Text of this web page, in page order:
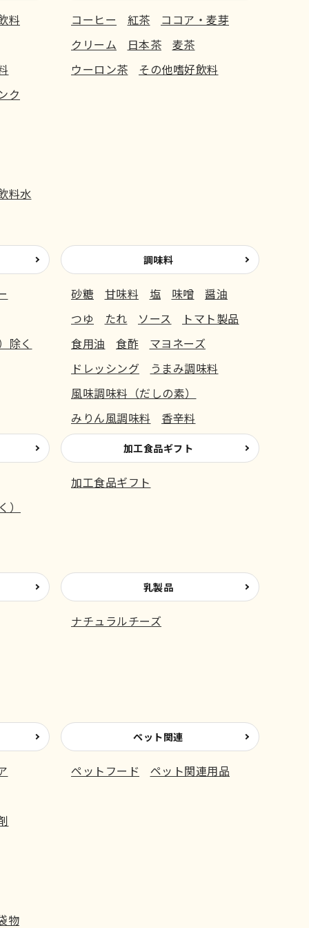
料
ク
料水
コーヒー 紅茶
ココア・麦芽
クリーム
日本茶
麦茶
ウーロン茶
その他嗜好飲料
除く
調味料
砂糖 甘味料 塩 味噌
醤油
つゆ
たれ ソース
トマト製品
食用油
食酢
マヨネーズ
ドレッシング
うまみ調味料
風味調味料（だしの素）
みりん風調味料
香辛料
加工食品ギフト
加工食品ギフト
乳製品
ナチュラルチーズ
物
ペット関連
ペットフード ペット関連用品